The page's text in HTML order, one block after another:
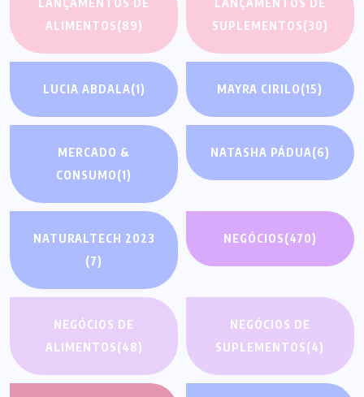
ALIMENTOS(89)
SUPLEMENTOS(30)
LUCIA ABDALA(1) MAYRA CIRILO(15)
MERCADO &
CONSUMO(1)
NATASHA PÁDUA(6)
NATURALTECH 2023
(7)
NEGÓCIOS(470)
NEGÓCIOS DE
ALIMENTOS(48)
NEGÓCIOS DE
SUPLEMENTOS(4)